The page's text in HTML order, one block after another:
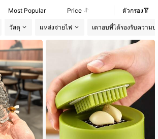
Most Popular Price ตัวกรอง
วัสดุ แหล่งจ่ายไฟ เตาอบที่ได้รองรับความ